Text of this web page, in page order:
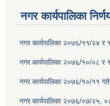
नगर कार्यपालिका
नगर कार्यपालिका २०७६/११/२४
नगर कार्यपालिका २०७६/१०/०८
नगर कार्यपालिका २०७६/१०/११
नगर कार्यपालिका २०७६/०७/२५,